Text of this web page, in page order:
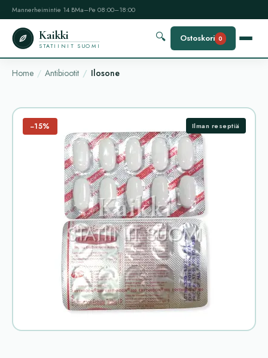
Mannerheimintie 14 BMa–Pe 08:00–18:00
Kaikki
STATIINIT SUOMI
🔍 Ostoskori 0
Home Antibiootit Ilosone
−15% Ilman reseptiä